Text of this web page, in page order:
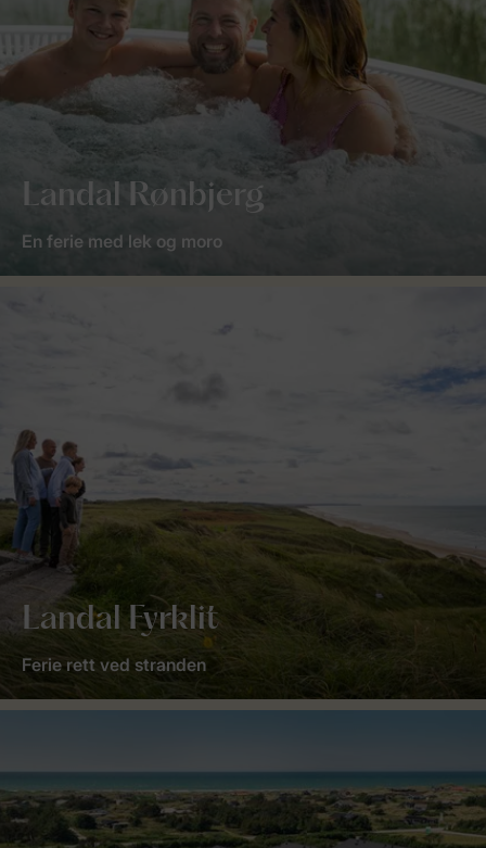
Landal Rønbjerg
En ferie med lek og moro
Landal Fyrklit
Ferie rett ved stranden